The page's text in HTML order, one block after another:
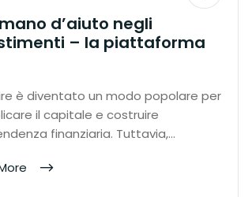
d’aiuto negli
– la piattaforma
è diventato un modo popolare per
il capitale e costruire
finanziaria. Tuttavia,…